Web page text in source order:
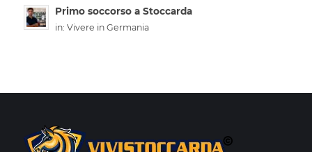
Primo soccorso a Stoccarda
in: Vivere in Germania